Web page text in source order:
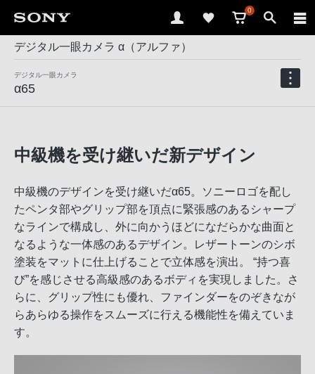
0
デジタル一眼カメラ α（アルファ）
デジタル一眼カメラ
α65
中級機を受け継いだ新デザイン
中級機のデザインを受け継いだα65。ソニーロゴを配し
たペンタ部やグリップ部を頂点に緊張感のあるシャープ
なラインで構成し、外に向かうほどになだらかな曲面と
なるような一体感のあるデザイン。レザートーンのシボ
塗装をマットに仕上げることで立体感を演出。 “持つ喜
び”を感じさせる高級感のあるボディを実現しました。さ
らに、グリップ性にも優れ、ファインダーをのぞきなが
らあらゆる操作をスムーズに行える機能性を備えていま
す。